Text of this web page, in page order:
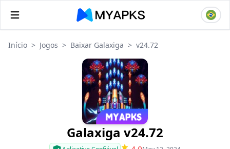
Início > Jogos > Baixar Galaxiga > v24.72
Galaxiga v24.72